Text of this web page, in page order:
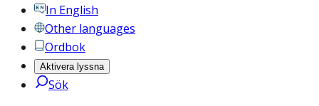
In English
Other languages
Ordbok
Aktivera lyssna
Sök